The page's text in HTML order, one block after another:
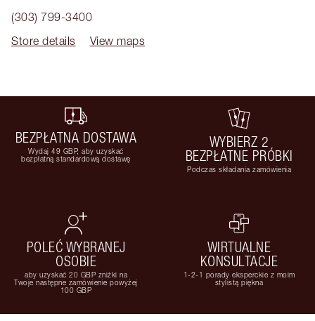
(303) 799-3400
Store details
View maps
BEZPŁATNA DOSTAWA
Wydaj 49 GBP, aby uzyskać
bezpłatną standardową dostawę
WYBIERZ 2
BEZPŁATNE PRÓBKI
Podczas składania zamówienia
POLEĆ WYBRANEJ
OSOBIE
aby uzyskać 20 GBP zniżki na
Twoje następne zamówienie powyżej
100 GBP
WIRTUALNE
KONSULTACJE
1-2-1 porady eksperckie z moim
stylistą piękna